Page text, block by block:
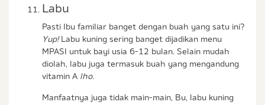
Labu
Pasti Ibu familiar banget dengan buah yang satu ini?
Yup!Labu kuning sering banget dijadikan menu
MPASI untuk bayi usia 6-12 bulan. Selain mudah
diolah, labu juga termasuk buah yang mengandung
vitamin A lho.
Manfaatnya juga tidak main-main, Bu, labu kuning